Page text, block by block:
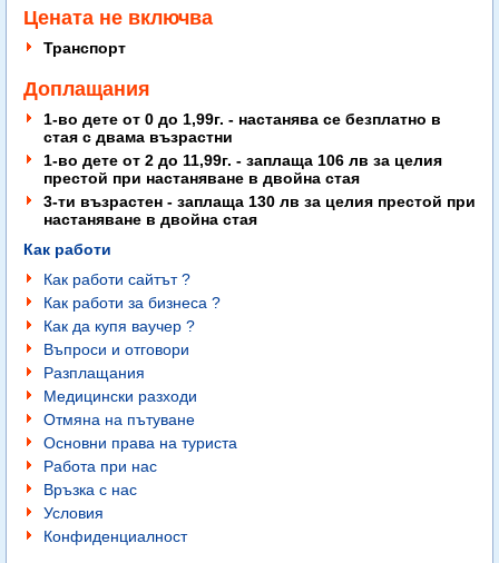
Цената не включва
Транспорт
Доплащания
1-во дете от 0 до 1,99г. - настанява се безплатно в
стая с двама възрастни
1-во дете от 2 до 11,99г. - заплаща 106 лв за целия
престой при настаняване в двойна стая
3-ти възрастен - заплаща 130 лв за целия престой при
настаняване в двойна стая
Как работи
Как работи сайтът ?
Как работи за бизнеса ?
Как да купя ваучер ?
Въпроси и отговори
Разплащания
Медицински разходи
Отмяна на пътуване
Основни права на туриста
Работа при нас
Връзка с нас
Условия
Конфиденциалност